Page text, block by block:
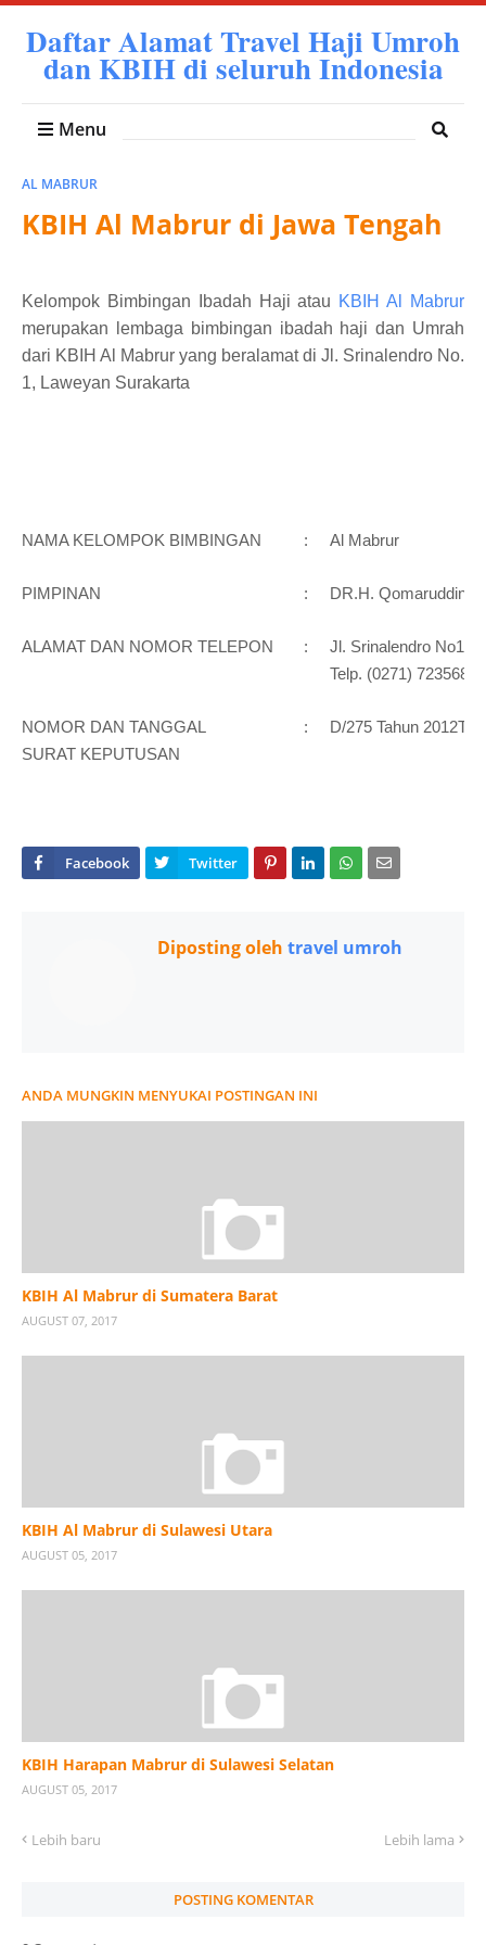
Daftar Alamat Travel Haji Umroh
dan KBIH di seluruh Indonesia
Menu
AL MABRUR
KBIH Al Mabrur di Jawa Tengah
Kelompok Bimbingan Ibadah Haji atau KBIH Al Mabrur
merupakan lembaga bimbingan ibadah haji dan Umrah
dari KBIH Al Mabrur yang beralamat di Jl. Srinalendro No.
1, Laweyan Surakarta
NAMA KELOMPOK BIMBINGAN : Al Mabrur
PIMPINAN : DR.H. Qomaruddin,
ALAMAT DAN NOMOR TELEPON :
Jl. Srinalendro No1
Telp. (0271) 723568
NOMOR DAN TANGGAL :
D/275 Tahun
SURAT KEPUTUSAN
Diposting oleh travel umroh
ANDA MUNGKIN MENYUKAI POSTINGAN INI
KBIH Al Mabrur di Sumatera Barat
AUGUST 07, 2017
KBIH Al Mabrur di Sulawesi Utara
AUGUST 05, 2017
KBIH Harapan Mabrur di Sulawesi Selatan
AUGUST 05, 2017
Lebih baru Lebih lama
POSTING KOMENTAR